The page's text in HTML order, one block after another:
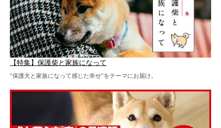
【特集】保護柴と家族になって
“保護犬と家族になって感じた幸せ”をテーマにお届け。